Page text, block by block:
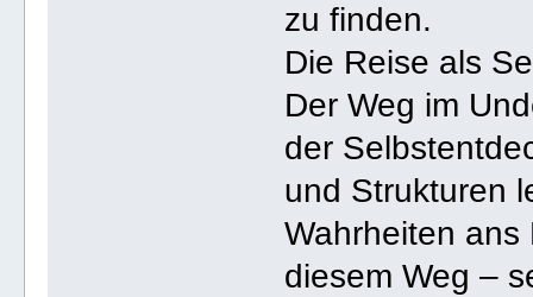
zu finden.
Die Reise als
Der Weg im
der
und Strukturen
Wahrheiten
diesem Weg –